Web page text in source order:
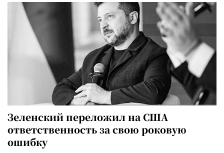
Зеленский переложил на США
ответственность за свою роковую
ошибку